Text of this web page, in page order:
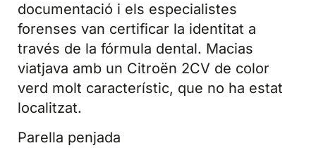
documentació i els especialistes
forenses van certificar la identitat a
través de la fórmula dental. Macias
viatjava amb un Citroën 2CV de color
verd molt característic, que no ha estat
localitzat.
Parella penjada